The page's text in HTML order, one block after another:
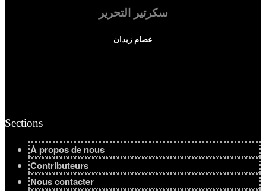
سكرتير التحرير
عصام زيدان
Sections
À propos de nous
Contributeurs
Nous contacter